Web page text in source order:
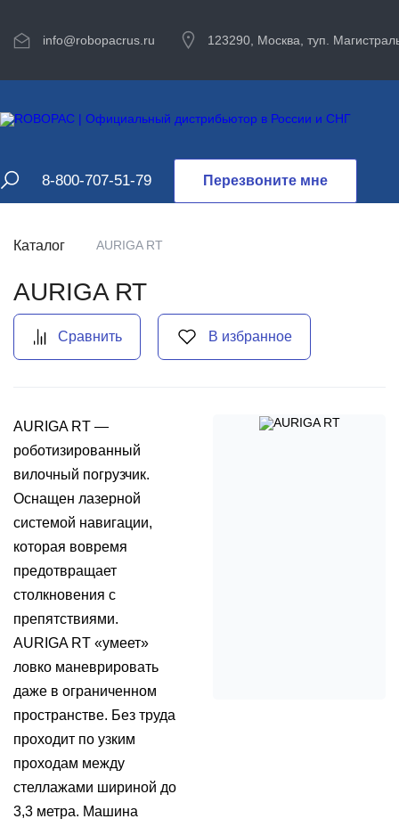
info@robopacrus.ru 123290, Москва, туп.
8-800-707-51-79 Перезвоните мне
Каталог AURIGA RT
AURIGA RT
Сравнить В избранное
AURIGA RT —
роботизированный
вилочный погрузчик.
Оснащен лазерной
системой навигации,
которая вовремя
предотвращает
столкновения с
препятствиями.
AURIGA RT «умеет»
ловко маневрировать
даже в ограниченном
пространстве. Без труда
проходит по узким
проходам между
стеллажами шириной до
3,3 метра. Машина